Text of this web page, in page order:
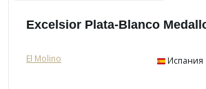
Excelsior Plata-Blanco
El Molino Испания